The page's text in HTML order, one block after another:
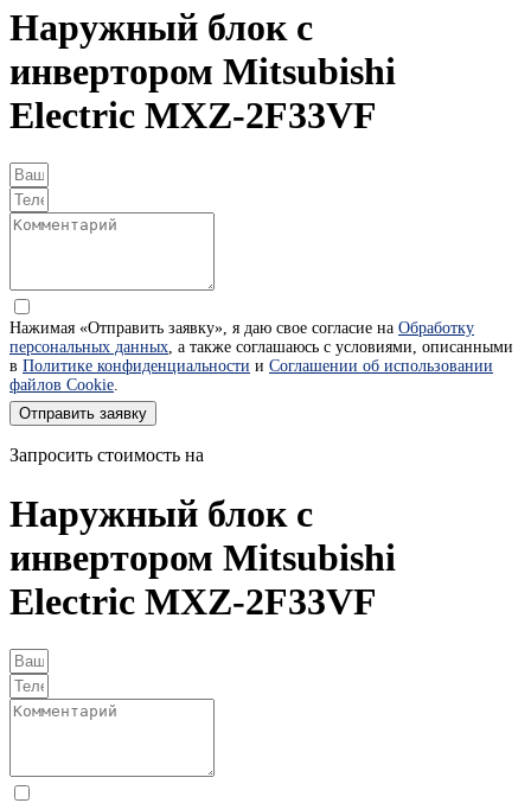
Наружный блок с
инвертором Mitsubishi
Electric MXZ-2F33VF
Нажимая «Отправить заявку», я даю свое согласие на Обработку
персональных данных, а также соглашаюсь с условиями, описанными
в Политике конфиденциальности и Соглашении об использовании
файлов Cookie.
Отправить заявку
Запросить стоимость на
Наружный блок с
инвертором Mitsubishi
Electric MXZ-2F33VF